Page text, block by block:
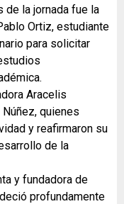
la jornada fue la
Ortiz, estudiante
para solicitar
Aracelis
Núñez, quienes
y reafirmaron su
de la
y fundadora de
profundamente